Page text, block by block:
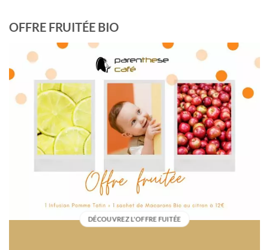
OFFRE FRUITÉE BIO
DÉCOUVREZ L'OFFRE FUITÉE